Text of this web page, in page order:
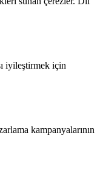
iyileştirmek için
kampanyalarının